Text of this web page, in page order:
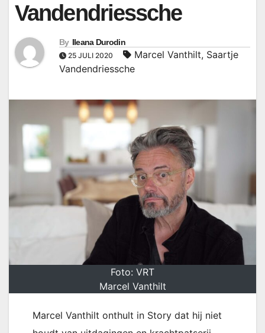
Vandendriessche
By Ileana Durodin
25 JULI 2020 Marcel Vanthilt, Saartje
Vandendriessche
Foto: VRT
Marcel Vanthilt
Marcel Vanthilt onthult in Story dat hij niet